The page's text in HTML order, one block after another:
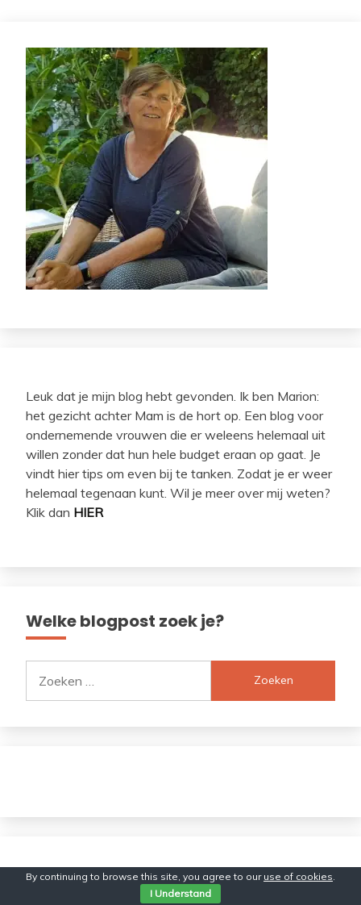
Leuk dat je mijn blog hebt gevonden. Ik ben Marion:
het gezicht achter Mam is de hort op. Een blog voor
ondernemende vrouwen die er weleens helemaal uit
willen zonder dat hun hele budget eraan op gaat. Je
vindt hier tips om even bij te tanken. Zodat je er weer
helemaal tegenaan kunt. Wil je meer over mij weten?
Klik dan HIER
Welke blogpost zoek je?
naar:
By continuing to browse this site, you agree to our use of cookies.
I Understand